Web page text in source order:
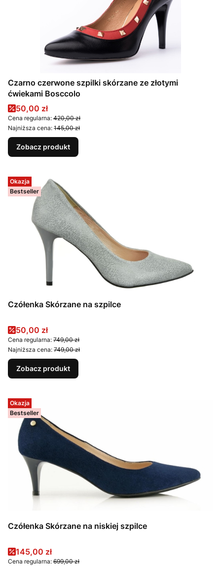
Czarno czerwone szpilki skórzane ze złotymi
ćwiekami Bosccolo
Cena promocyjna
50,00 zł
Cena regularna: 420,00 zł
Najniższa cena: 145,00 zł
Zobacz produkt
Okazja
Bestseller
Czółenka Skórzane na szpilce
Cena promocyjna
50,00 zł
Cena regularna: 749,00 zł
Najniższa cena: 749,00 zł
Zobacz produkt
Okazja
Bestseller
Czółenka Skórzane na niskiej szpilce
Cena promocyjna
145,00 zł
Cena regularna: 699,00 zł